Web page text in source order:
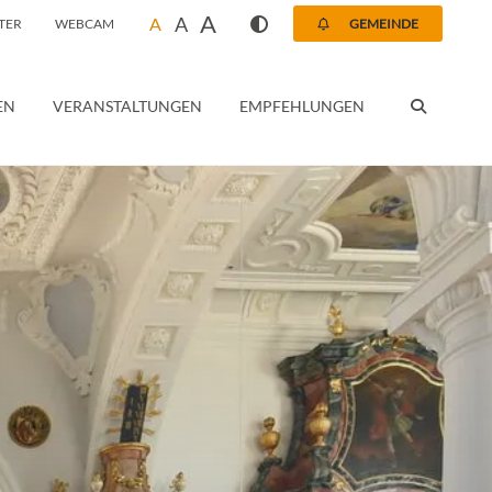
WEBCAM A A A GEMEINDE
VERANSTALTUNGEN EMPFEHLUNGEN